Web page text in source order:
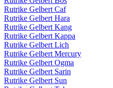
Rutrike Gelbert Caf
Rutrike Gelbert Hara
Rutrike Gelbert Kang
Rutrike Gelbert Kappa
Rutrike Gelbert Lich
Rutrike Gelbert Mercury
Rutrike Gelbert Ogma
Rutrike Gelbert Sarin
Rutrike Gelbert Sun